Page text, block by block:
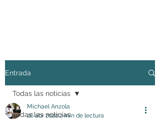
Entrada
Todas las noticias
Todas las noticias
Michael Anzola
26 abr 20202 min de lectura